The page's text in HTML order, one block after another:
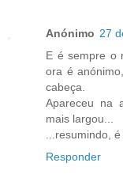
Anónimo 27
E é sempre o
ora é
cabeça.
Apareceu na
mais largou...
...resumindo,
Responder